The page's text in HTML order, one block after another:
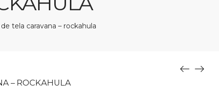
de tela caravana – rockahula
– ROCKAHULA